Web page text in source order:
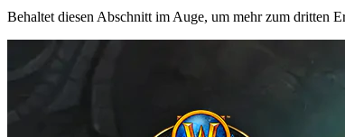
Behaltet diesen Abschnitt im Auge, um mehr zum dritten